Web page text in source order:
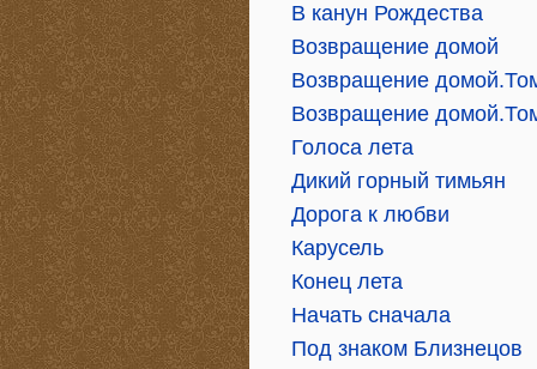
В канун Рождества
Возвращение домой
Возвращение
Возвращение
Голоса лета
Дикий горный тимьян
Дорога к любви
Карусель
Конец лета
Начать сначала
Под знаком Близнецов